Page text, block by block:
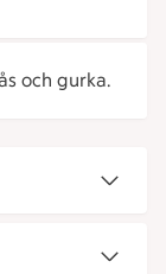
och gurka.